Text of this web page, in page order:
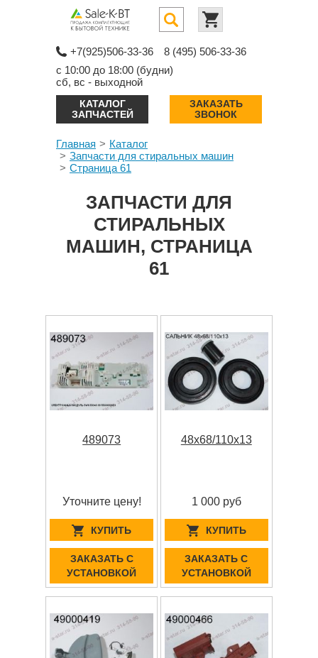
+7(925)506-33-36
8 (495) 506-33-36
с 10:00 до 18:00 (будни)
сб, вс - выходной
КАТАЛОГ
ЗАПЧАСТЕЙ
ЗАКАЗАТЬ
ЗВОНОК
Главная
Каталог
Запчасти для стиральных машин
Страница 61
ЗАПЧАСТИ ДЛЯ
СТИРАЛЬНЫХ
МАШИН, СТРАНИЦА
61
489073
Уточните цену!
КУПИТЬ
ЗАКАЗАТЬ С
УСТАНОВКОЙ
48x68/110x13
1 000 руб
КУПИТЬ
ЗАКАЗАТЬ С
УСТАНОВКОЙ